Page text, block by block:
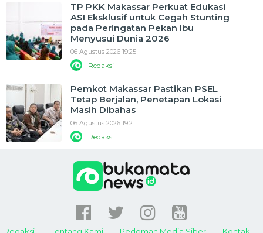
TP PKK Makassar Perkuat Edukasi
ASI Eksklusif untuk Cegah Stunting
pada Peringatan Pekan Ibu
Menyusui Dunia 2026
06 Agustus 2026 19:25
Redaksi
Pemkot Makassar Pastikan PSEL
Tetap Berjalan, Penetapan Lokasi
Masih Dibahas
06 Agustus 2026 19:21
Redaksi
Redaksi Tentang Kami Pedoman Media Siber Kontak